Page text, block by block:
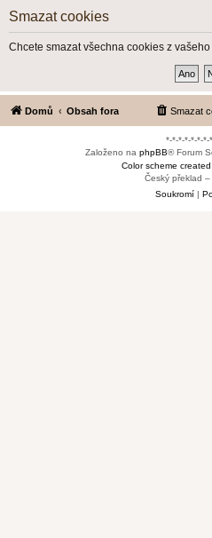
Smazat cookies
Chcete smazat všechna cookies z
Domů Obsah fora Smazat
*-*-*-*-*-*-*-
Založeno na phpBB® Forum
Color scheme
Český překlad –
Soukromí|